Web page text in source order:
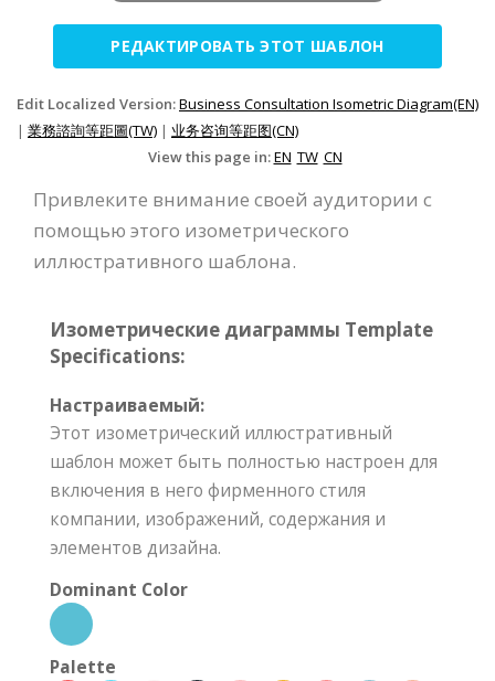
РЕДАКТИРОВАТЬ ЭТОТ ШАБЛОН
Edit Localized Version:Business Consultation Isometric Diagram(EN)
| 業務諮詢等距圖(TW) | 业务咨询等距图(CN)
View this page in:EN TW CN
Привлеките внимание своей аудитории с
помощью этого изометрического
иллюстративного шаблона.
Изометрические диаграммы Template
Specifications:
Настраиваемый:
Этот изометрический иллюстративный
шаблон может быть полностью настроен для
включения в него фирменного стиля
компании, изображений, содержания и
элементов дизайна.
Dominant Color
Palette